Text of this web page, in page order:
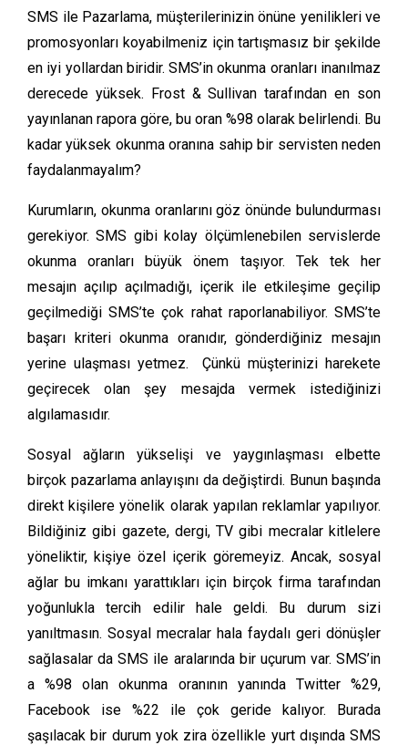
SMS ile Pazarlama, müşterilerinizin önüne yenilikleri ve
promosyonları koyabilmeniz için tartışmasız bir şekilde
en iyi yollardan biridir. SMS’in okunma oranları inanılmaz
derecede yüksek. Frost & Sullivan tarafından en son
yayınlanan rapora göre, bu oran %98 olarak belirlendi. Bu
kadar yüksek okunma oranına sahip bir servisten neden
faydalanmayalım?
Kurumların, okunma oranlarını göz önünde bulundurması
gerekiyor. SMS gibi kolay ölçümlenebilen servislerde
okunma oranları büyük önem taşıyor. Tek tek her
mesajın açılıp açılmadığı, içerik ile etkileşime geçilip
geçilmediği SMS’te çok rahat raporlanabiliyor. SMS’te
başarı kriteri okunma oranıdır, gönderdiğiniz mesajın
yerine ulaşması yetmez. Çünkü müşterinizi harekete
geçirecek olan şey mesajda vermek istediğinizi
algılamasıdır.
Sosyal ağların yükselişi ve yaygınlaşması elbette
birçok pazarlama anlayışını da değiştirdi. Bunun başında
direkt kişilere yönelik olarak yapılan reklamlar yapılıyor.
Bildiğiniz gibi gazete, dergi, TV gibi mecralar kitlelere
yöneliktir, kişiye özel içerik göremeyiz. Ancak, sosyal
ağlar bu imkanı yarattıkları için birçok firma tarafından
yoğunlukla tercih edilir hale geldi. Bu durum sizi
yanıltmasın. Sosyal mecralar hala faydalı geri dönüşler
sağlasalar da SMS ile aralarında bir uçurum var. SMS’in
a %98 olan okunma oranının yanında Twitter %29,
Facebook ise %22 ile çok geride kalıyor. Burada
şaşılacak bir durum yok zira özellikle yurt dışında SMS